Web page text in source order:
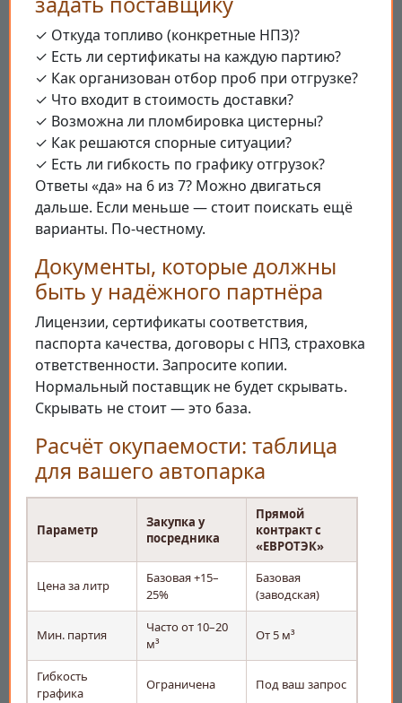
✓ Откуда топливо (конкретные НПЗ)?
✓ Есть ли сертификаты на каждую партию?
✓ Как организован отбор проб при отгрузке?
✓ Что входит в стоимость доставки?
✓ Возможна ли пломбировка цистерны?
✓ Как решаются спорные ситуации?
✓ Есть ли гибкость по графику отгрузок?
Ответы «да» на 6 из 7? Можно двигаться
дальше. Если меньше — стоит поискать ещё
варианты. По-честному.
Документы, которые должны
быть у надёжного партнёра
Лицензии, сертификаты соответствия,
паспорта качества, договоры с НПЗ, страховка
ответственности. Запросите копии.
Нормальный поставщик не будет скрывать.
Скрывать не стоит — это база.
Расчёт окупаемости: таблица
для вашего автопарка
Параметр
Закупка у
посредника
Прямой
контракт с
«ЕВРОТЭК»
Цена за литр
Базовая +15–
25%
Базовая
(заводская)
Мин. партия
Часто от 10–20
м³
От 5 м³
Гибкость
графика
Ограничена Под ваш запрос